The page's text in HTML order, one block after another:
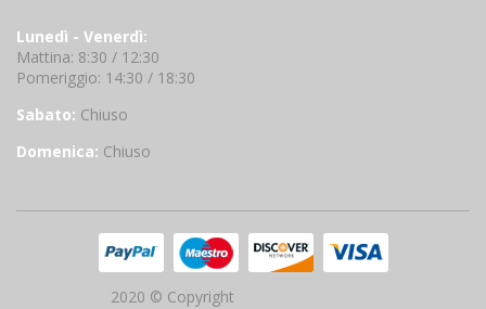
Lunedì - Venerdì:
Mattina: 8:30 / 12:30
Pomeriggio: 14:30 / 18:30
Sabato: Chiuso
Domenica: Chiuso
2020 © Copyright